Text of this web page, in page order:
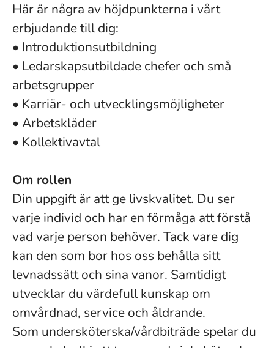
Här är några av höjdpunkterna i vårt
erbjudande till dig:
• Introduktionsutbildning
• Ledarskapsutbildade chefer och små
arbetsgrupper
• Karriär- och utvecklingsmöjligheter
• Arbetskläder
• Kollektivavtal
Om rollen
Din uppgift är att ge livskvalitet. Du ser
varje individ och har en förmåga att förstå
vad varje person behöver. Tack vare dig
kan den som bor hos oss behålla sitt
levnadssätt och sina vanor. Samtidigt
utvecklar du värdefull kunskap om
omvårdnad, service och åldrande.
Som undersköterska/vårdbiträde spelar du